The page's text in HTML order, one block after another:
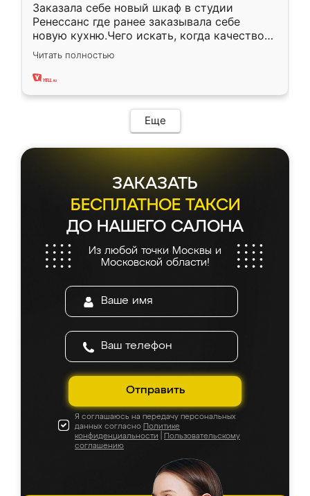
Заказала себе новый шкаф в студии
Ренессанс где ранее заказывала себе
новую кухню.Чего искать, когда качеством
вполне довольна. Служит кухня уже почти
два года, нареканий нет.
Читать полностью
Еще
ЗАКАЗАТЬ
БЕСПЛАТНОЕ ТАКСИ
ДО НАШЕГО САЛОНА
Из любой точки Москвы и
Московской области!
Отправить
Я соглашаюсь на передачу персональных
данных согласно Политике
конфиденциальности
Пользовательскому
соглашению